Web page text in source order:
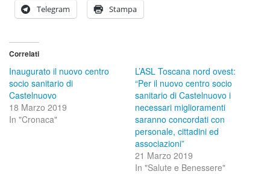
Telegram Stampa
Correlati
Inaugurato il nuovo centro
socio sanitario di
Castelnuovo
18 Marzo 2019
In "Cronaca"
L’ASL Toscana nord ovest:
“Per il nuovo centro socio
sanitario di Castelnuovo i
necessari miglioramenti
saranno concordati con
personale, cittadini ed
associazioni”
21 Marzo 2019
In "Salute e Benessere"